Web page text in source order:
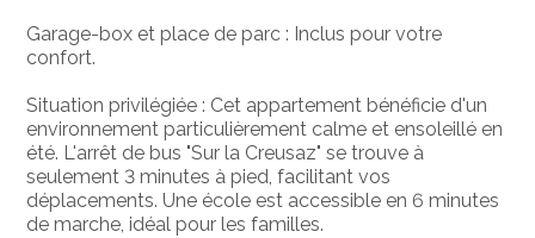
Garage-box et place de parc : Inclus pour votre
confort.
Situation privilégiée : Cet appartement bénéficie d'un
environnement particulièrement calme et ensoleillé en
été. L'arrêt de bus "Sur la Creusaz" se trouve à
seulement 3 minutes à pied, facilitant vos
déplacements. Une école est accessible en 6 minutes
de marche, idéal pour les familles.